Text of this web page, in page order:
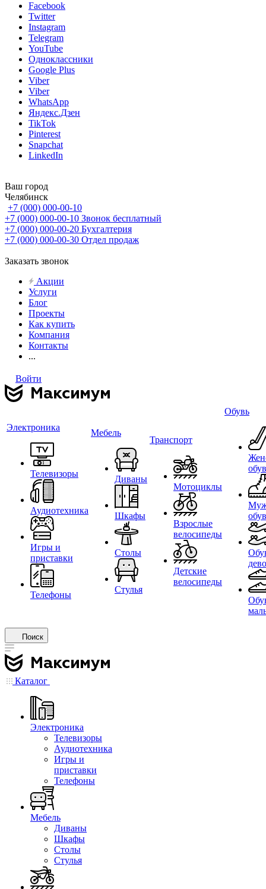
Facebook
Twitter
Instagram
Telegram
YouTube
Одноклассники
Google Plus
Viber
Viber
WhatsApp
Яндекс.Дзен
TikTok
Pinterest
Snapchat
LinkedIn
Ваш город
Челябинск
+7 (000) 000-00-10
+7 (000) 000-00-10 Звонок бесплатный
+7 (000) 000-00-20 Бухгалтерия
+7 (000) 000-00-30 Отдел продаж
Заказать звонок
Акции
Услуги
Блог
Проекты
Как купить
Компания
Контакты
...
Войти
Электроника
Телевизоры
Аудиотехника
Игры и
приставки
Телефоны
Мебель
Диваны
Шкафы
Столы
Стулья
Транспорт
Мотоциклы
Взрослые
велосипеды
Детские
велосипеды
Обувь
Поиск
Каталог
Электроника
Телевизоры
Аудиотехника
Игры и
приставки
Телефоны
Мебель
Диваны
Шкафы
Столы
Стулья